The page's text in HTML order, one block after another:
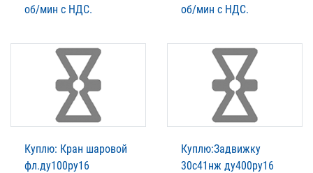
об/мин с НДС.
об/мин с НДС.
Куплю: Кран шаровой
фл.ду100ру16
Куплю:Задвижку
30с41нж ду400ру16